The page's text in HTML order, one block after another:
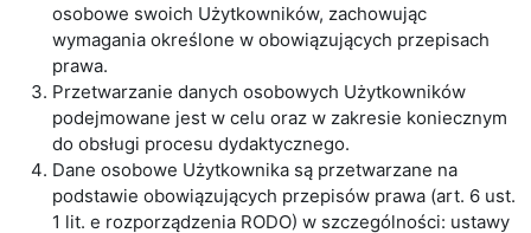
osobowe swoich Użytkowników, zachowując
wymagania określone w obowiązujących przepisach
prawa.
Przetwarzanie danych osobowych Użytkowników
podejmowane jest w celu oraz w zakresie koniecznym
do obsługi procesu dydaktycznego.
Dane osobowe Użytkownika są przetwarzane na
podstawie obowiązujących przepisów prawa (art. 6 ust.
1 lit. e rozporządzenia RODO) w szczególności: ustawy